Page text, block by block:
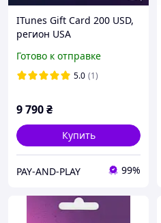
ITunes Gift Card 200 USD,
регион USA
Готово к отправке
5.0 (1)
9 790₴
Купить
PAY-AND-PLAY 99%